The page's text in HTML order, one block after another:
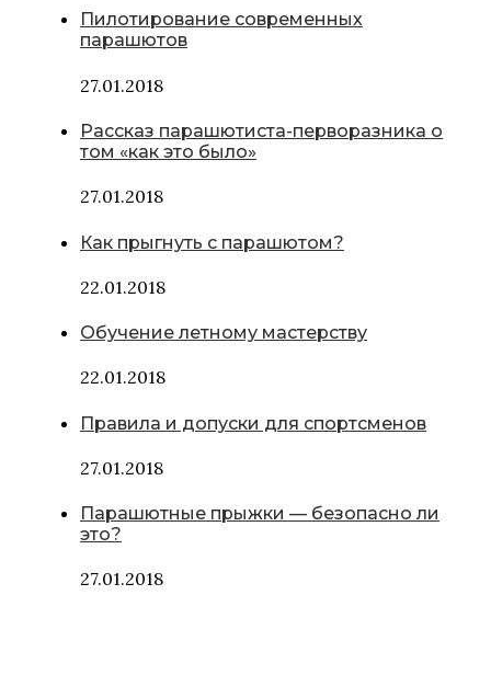
Пилотирование современных
парашютов
27.01.2018
Рассказ парашютиста-перворазника о
том «как это было»
27.01.2018
Как прыгнуть с парашютом?
22.01.2018
Обучение летному мастерству
22.01.2018
Правила и допуски для спортсменов
27.01.2018
Парашютные прыжки — безопасно ли
это?
27.01.2018